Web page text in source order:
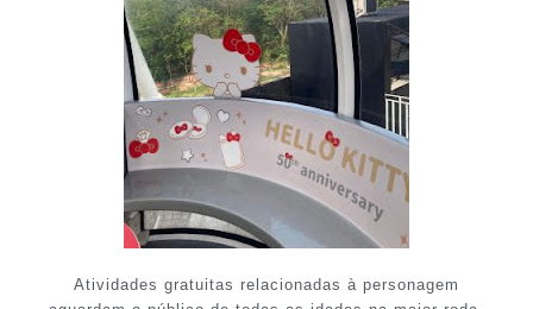
Atividades gratuitas relacionadas à personagem